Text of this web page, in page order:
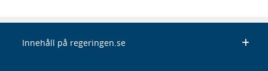
Innehåll på regeringen.se